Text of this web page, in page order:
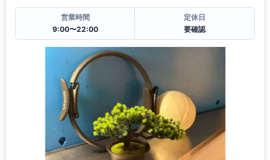
営業時間
9:00〜22:00
定休日
要確認